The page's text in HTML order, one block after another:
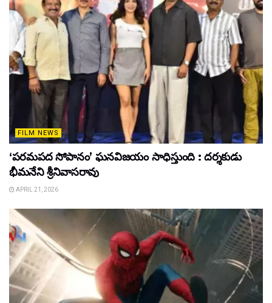
FILM NEWS
‘పరమపద సోపానం’ ఘనవిజయం సాధిస్తుంది : దర్శకుడు
భీమనేని శ్రీనివాసరావు
APRIL 21, 2026